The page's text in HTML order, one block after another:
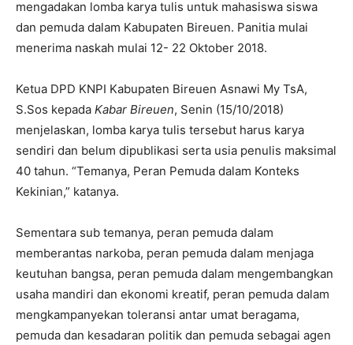
mengadakan lomba karya tulis untuk mahasiswa siswa
dan pemuda dalam Kabupaten Bireuen. Panitia mulai
menerima naskah mulai 12- 22 Oktober 2018.
Ketua DPD KNPI Kabupaten Bireuen Asnawi My TsA,
S.Sos kepada Kabar Bireuen, Senin (15/10/2018)
menjelaskan, lomba karya tulis tersebut harus karya
sendiri dan belum dipublikasi serta usia penulis maksimal
40 tahun. “Temanya, Peran Pemuda dalam Konteks
Kekinian,” katanya.
Sementara sub temanya, peran pemuda dalam
memberantas narkoba, peran pemuda dalam menjaga
keutuhan bangsa, peran pemuda dalam mengembangkan
usaha mandiri dan ekonomi kreatif, peran pemuda dalam
mengkampanyekan toleransi antar umat beragama,
pemuda dan kesadaran politik dan pemuda sebagai agen